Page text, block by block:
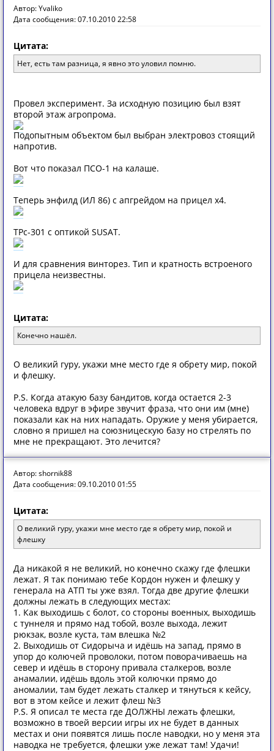
Автор: Yvaliko
Дата сообщения: 07.10.2010 22:58
Цитата:
Нет, есть там разница, я явно это уловил помню.
Провел эксперимент. За исходную позицию был взят
второй этаж агропрома.
Подопытным объектом был выбран электровоз стоящий
напротив.
Вот что показал ПСО-1 на калаше.
Теперь энфилд (ИЛ 86) с апгрейдом на прицел x4.
TPc-301 с оптикой SUSAT.
И для сравнения винторез. Тип и кратность встроеного
прицела неизвестны.
Цитата:
Конечно нашёл.
О великий гуру, укажи мне место где я обрету мир, покой
и флешку.
P.S. Когда атакую базу бандитов, когда остается 2-3
человека вдруг в эфире звучит фраза, что они им (мне)
показали как на них нападать. Оружие у меня убирается,
словно я пришел на союзницескую базу но стрелять по
мне не прекращают. Это лечится?
Автор: shornik88
Дата сообщения: 09.10.2010 01:55
Цитата:
О великий гуру, укажи мне место где я обрету мир, покой и
флешку
Да никакой я не великий, но конечно скажу где флешки
лежат. Я так понимаю тебе Кордон нужен и флешку у
генерала на АТП ты уже взял. Тогда две другие флешки
должны лежать в следующих местах:
1. Как выходишь с болот, со стороны военных, выходишь
с туннеля и прямо над тобой, возле выхода, лежит
рюкзак, возле куста, там влешка №2
2. Выходишь от Сидорыча и идёшь на запад, прямо в
упор до колючей проволоки, потом поворачиваешь на
север и идёшь в сторону привала сталкеров, возле
анамалии, идёшь вдоль этой колючки прямо до
аномалии, там будет лежать сталкер и тянуться к кейсу,
вот в этом кейсе и лежит флеш №3
P.S. Я описал те места где ДОЛЖНЫ лежать флешки,
возможно в твоей версии игры их не будет в данных
местах и они появятся лишь после наводки, но у меня эта
наводка не требуется, флешки уже лежат там! Удачи!